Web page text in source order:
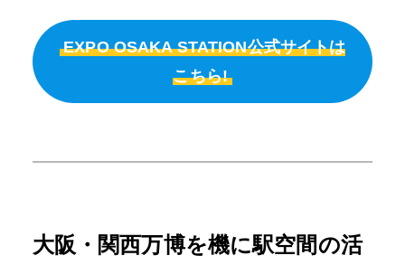
EXPO OSAKA STATION公式サイトは
こちら!
大阪・関西万博を機に駅空間の活